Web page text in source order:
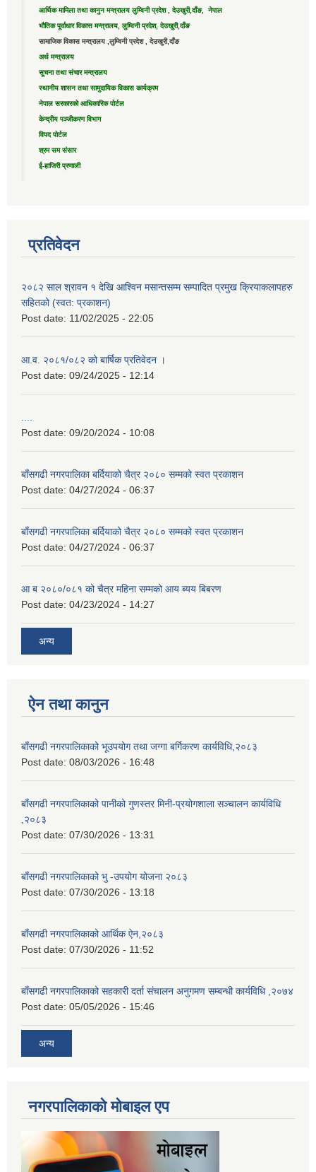
आर्थिक मामिला तथा कानुन मन्त्रालय लुम्विनी प्रदेश , देउखुरी,दाँङ, नेपाल
भौतिक पूर्वाधार विकास मन्त्रालय, लुम्विनी प्रदेश, देउखुरी,दाँङ
सामाजिक विकास मन्त्रालय ,लुम्विनी प्रदेश , देउखुरी,दाँङ
अर्थ मन्त्रालय
सूचना तथा संचार मन्त्रालय
स्थानीय शासन तथा सामुदायिक विकास कार्यक्रम
नेपाल सरकारको आधिकारिक पोर्टल
केन्द्रीय पञ्जीकरण विभाग
विपद पोर्टल
श्रम सम संसार
ई-हाजिरी प्रणाली
प्रतिवेदन
२०८२ साल श्रावन १ देखि आश्विन मसान्तसम्म सम्पादित प्रमुख क्रियाकलापहरु
सहितको (स्वत: प्रकाशन)
Post date: 11/02/2025 - 22:05
आ.व. २०८१/०८२ को बार्षिक प्रतिवेदन ।
Post date: 09/24/2025 - 12:14
....
Post date: 09/20/2024 - 10:08
बाँसगढी नगरपालिका बर्दियाको चैत्र २०८० सम्मको स्वत प्रकाशन
Post date: 04/27/2024 - 06:37
बाँसगढी नगरपालिका बर्दियाको चैत्र २०८० सम्मको स्वत प्रकाशन
Post date: 04/27/2024 - 06:37
आ ब २०८०/०८१ को चैत्र महिना सम्मको आय ब्यय बिबरण
Post date: 04/23/2024 - 14:27
अन्य
ऐन तथा कानुन
बाँसगढी नगरपालिकाको भूउपयोग तथा जग्गा बर्गिकरण कार्यविधि,२०८३
Post date: 08/03/2026 - 16:48
बाँसगढी नगरपालिकाको पानीको गुणस्तर मिनी-प्रयोगशाला सञ्चालन कार्यविधि
,२०८३
Post date: 07/30/2026 - 13:31
बाँसगढी नगरपालिकाको भु -उपयोग योजना २०८३
Post date: 07/30/2026 - 13:18
बाँसगढी नगरपालिकाको आर्थिक ऐन,२०८३
Post date: 07/30/2026 - 11:52
बाँसगढी नगरपालिकाको सहकारी दर्ता संचालन अनुगमण सम्बन्धी कार्यविधि ,२०७४
Post date: 05/05/2026 - 15:46
अन्य
नगरपालिकाकाे माेबाइल एप